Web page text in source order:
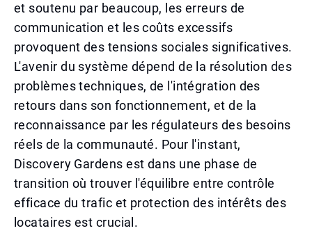
et soutenu par beaucoup, les erreurs de
communication et les coûts excessifs
provoquent des tensions sociales significatives.
L'avenir du système dépend de la résolution des
problèmes techniques, de l'intégration des
retours dans son fonctionnement, et de la
reconnaissance par les régulateurs des besoins
réels de la communauté. Pour l'instant,
Discovery Gardens est dans une phase de
transition où trouver l'équilibre entre contrôle
efficace du trafic et protection des intérêts des
locataires est crucial.